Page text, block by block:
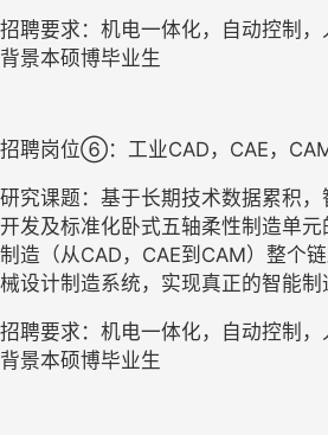
招聘要求：机电一体化，自动控制
背景本硕博毕业生
招聘岗位⑥：工业CAD，CAE，
研究课题：基于长期技术数据累积
开发及标准化卧式五轴柔性制造单元
制造（从CAD，CAE到CAM）整个
械设计制造系统，实现真正的智能制
招聘要求：机电一体化，自动控制
背景本硕博毕业生